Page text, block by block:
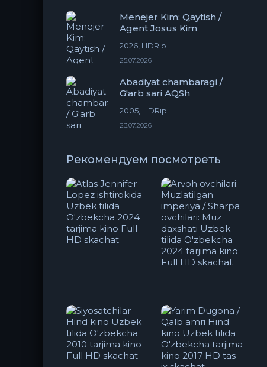
Menejer Kim: Qaytish /
Agent Josus Kim
2026, HDRip
25.07.2026
Abadiyat chambaragi /
G'arb sari AQSh
2005, HDRip
23.07.2026
Рекомендуем посмотреть